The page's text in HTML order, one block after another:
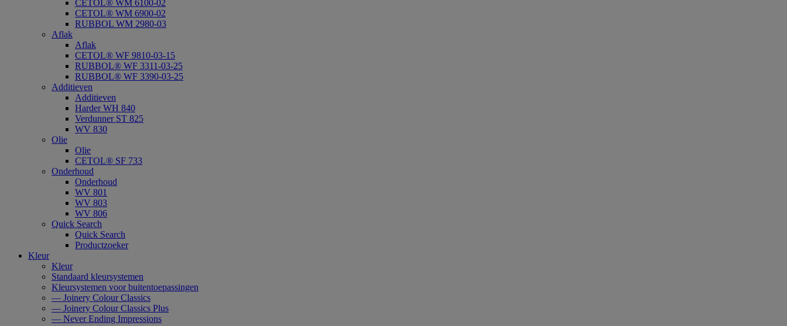
CETOL® WM 6100-02
CETOL® WM 6900-02
RUBBOL WM 2980-03
Aflak
Aflak
CETOL® WF 9810-03-15
RUBBOL® WF 3311-03-25
RUBBOL® WF 3390-03-25
Additieven
Additieven
Harder WH 840
Verdunner ST 825
WV 830
Olie
Olie
CETOL® SF 733
Onderhoud
Onderhoud
WV 801
WV 803
WV 806
Quick Search
Quick Search
Productzoeker
Kleur
Kleur
Standaard kleursystemen
Kleursystemen voor buitentoepassingen
— Joinery Colour Classics
— Joinery Colour Classics Plus
— Never Ending Impressions